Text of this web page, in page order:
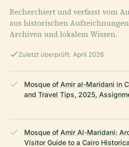
Recherchiert und verfasst vom
aus historischen
Archiven und lokalem Wissen.
Zuletzt überprüft: April 2026
Mosque of Amir al-Maridani in
and Travel Tips, 2025,
Mosque of Amir Al-Maridani:
Visitor Guide to a Cairo